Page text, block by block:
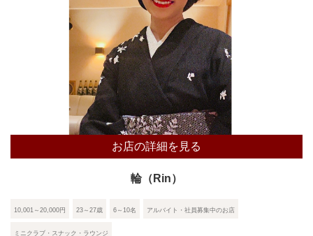
お店の詳細を見る
輪（Rin）
10,001～20,000円 23～27歳 6～10名 アルバイト・社員募集中のお店
ミニクラブ・スナック・ラウンジ